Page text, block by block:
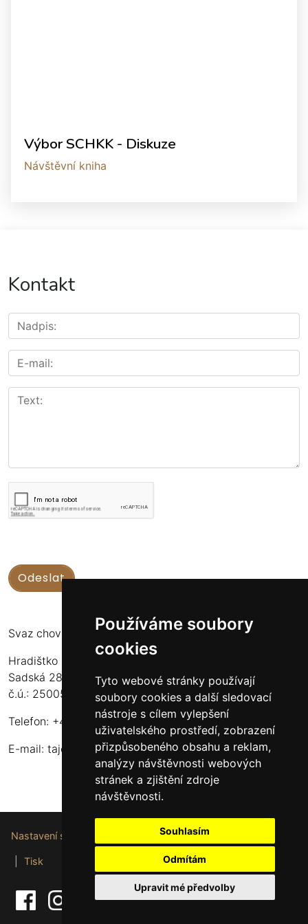
Používáme soubory
cookies
Tyto webové stránky používají
soubory cookies a další sledovací
nástroje s cílem vylepšení
uživatelského prostředí, zobrazení
přizpůsobeného obsahu a reklam,
analýzy návštěvnosti webových
stránek a zjištění zdroje
návštěvnosti.
Souhlasím
Odmítám
Upravit mé předvolby
Výbor SCHKK - Diskuze
Návštěvní kniha
Kontakt
Svaz chovatelů koní Kinských
Hradištko u Sadské 126
Sadská 289 12
č.ú.: 2500556717/2010
Telefon: +420 724 135 536
E-mail: tajemnik@schkk.cz
Nastavení souborů cookie
Tisk